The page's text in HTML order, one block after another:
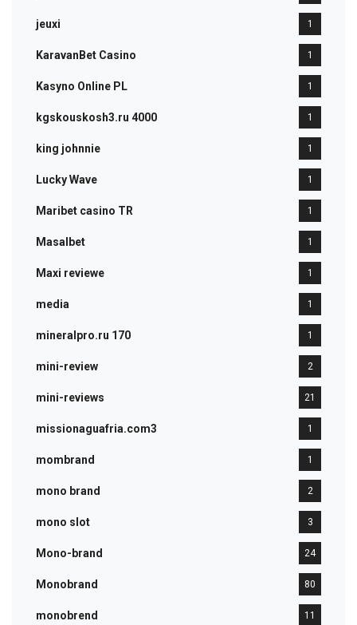
jeuxi 1
KaravanBet Casino 1
Kasyno Online PL 1
kgskouskosh3.ru 4000 1
king johnnie 1
Lucky Wave 1
Maribet casino TR 1
Masalbet 1
Maxi reviewe 1
media 1
mineralpro.ru 170 1
mini-review 2
mini-reviews 21
missionaguafria.com3 1
mombrand 1
mono brand 2
mono slot 3
Mono-brand 24
Monobrand 80
monobrend 11